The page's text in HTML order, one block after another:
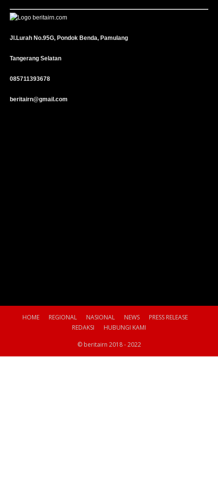
Jl.Lurah No.95G, Pondok Benda, Pamulang
Tangerang Selatan
085711393678
beritairn@gmail.com
HOME REGIONAL NASIONAL NEWS
PRESS RELEASE
REDAKSI
HUBUNGI KAMI
© beritairn 2018 - 2022